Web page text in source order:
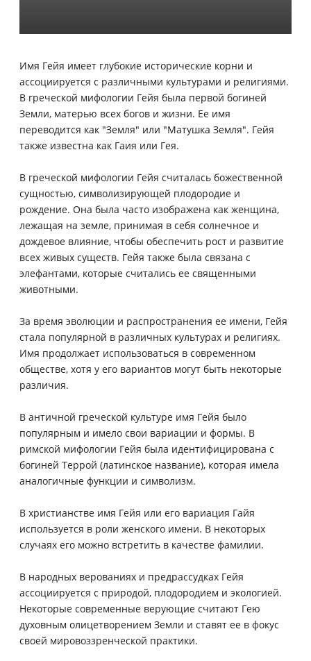
Имя Гейя имеет глубокие исторические корни и
ассоциируется с различными культурами и религиями.
В греческой мифологии Гейя была первой богиней
Земли, матерью всех богов и жизни. Ее имя
переводится как "Земля" или "Матушка Земля". Гейя
также известна как Гаия или Гея.
В греческой мифологии Гейя считалась божественной
сущностью, символизирующей плодородие и
рождение. Она была часто изображена как женщина,
лежащая на земле, принимая в себя солнечное и
дождевое влияние, чтобы обеспечить рост и развитие
всех живых существ. Гейя также была связана с
элефантами, которые считались ее священными
животными.
За время эволюции и распространения ее имени, Гейя
стала популярной в различных культурах и религиях.
Имя продолжает использоваться в современном
обществе, хотя у его вариантов могут быть некоторые
различия.
В античной греческой культуре имя Гейя было
популярным и имело свои вариации и формы. В
римской мифологии Гейя была идентифицирована с
богиней Террой (латинское название), которая имела
аналогичные функции и символизм.
В христианстве имя Гейя или его вариация Гайя
используется в роли женского имени. В некоторых
случаях его можно встретить в качестве фамилии.
В народных верованиях и предрассудках Гейя
ассоциируется с природой, плодородием и экологией.
Некоторые современные верующие считают Гею
духовным олицетворением Земли и ставят ее в фокус
своей мировоззренческой практики.